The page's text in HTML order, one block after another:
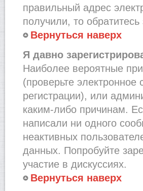
правильный адрес
получили, то
Вернуться наверх
Я давно
Наиболее вероятные
(проверьте
регистрации), или
каким-либо причинам.
написали ни одного
неактивных
данных. Попробуйте
участие в дискуссиях.
Вернуться наверх